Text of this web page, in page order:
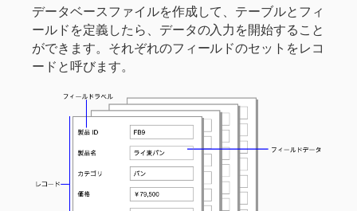
データベースファイルを作成して、テーブルとフィ
ールドを定義したら、データの入力を開始すること
ができます。それぞれのフィールドのセットをレコ
ードと呼びます。